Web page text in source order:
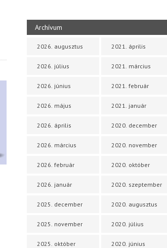
Archívum
2026. augusztus
2026. július
2026. június
2026. május
2026. április
2026. március
2026. február
2026. január
2025. december
2025. november
2025. október
2021. április
2021. március
2021. február
2021. január
2020. december
2020. november
2020. október
2020. szeptember
2020. augusztus
2020. július
2020. június